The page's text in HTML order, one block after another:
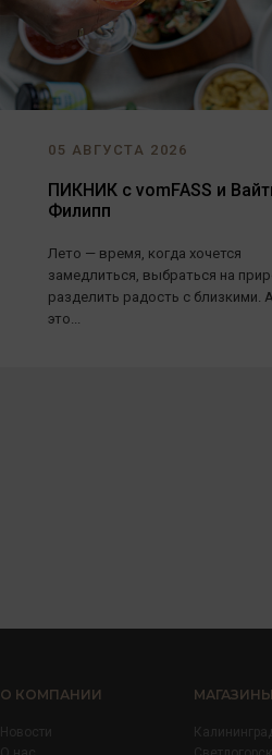
05 АВГУСТА 2026
ПИКНИК с vomFASS и
Филипп
Лето — время, когда хочется
замедлиться, выбраться на
разделить радость с близкими.
это...
О КОМПАНИИ
Новости
МАГАЗИНЫ